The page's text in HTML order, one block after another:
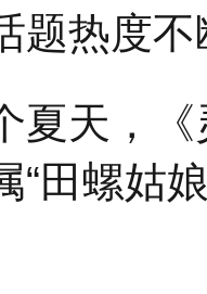
题热度
夏天，
“田螺姑